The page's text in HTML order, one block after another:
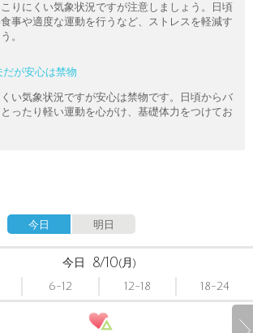
りにくい気象状況ですが注意しましょう。日頃
事や適度な運動を行うなど、ストレスを軽減す
。
だが安心は禁物
い気象状況ですが安心は禁物です。日頃からバ
ったり軽い運動を心がけ、基礎体力をつけてお
今日 明日
今日 8/10(月)
6-12 12-18 18-24